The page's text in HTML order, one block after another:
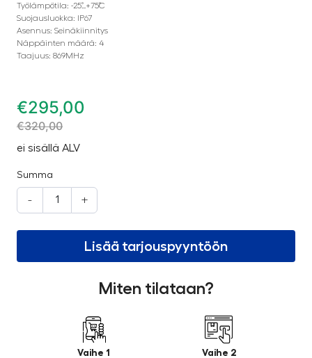
Työlämpötila: -25˚…+75˚C
Suojausluokka: IP67
Asennus: Seinäkiinnitys
Näppäinten määrä: 4
Taajuus: 869MHz
€295,00
€320,00
ei sisällä ALV
Summa
- +
Lisää tarjouspyyntöön
Miten tilataan?
Vaihe 1 Vaihe 2